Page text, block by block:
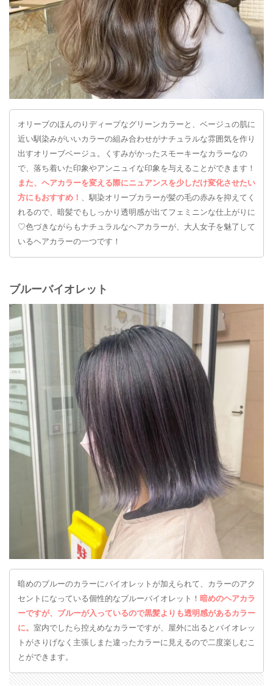
オリーブのほんのりディープなグリーンカラーと、ベージュの肌に
近い馴染みがいいカラーの組み合わせがナチュラルな雰囲気を作り
出すオリーブベージュ。くすみがかったスモーキーなカラーなの
で、落ち着いた印象やアンニュイな印象を与えることができます！
また、ヘアカラーを変える際にニュアンスを少しだけ変化させたい
方にもおすすめ！ 、馴染オリーブカラーが髪の毛の赤みを抑えてく
れるので、暗髪でもしっかり透明感が出てフェミニンな仕上がりに
♡色づきながらもナチュラルなヘアカラーが、大人女子を魅了して
いるヘアカラーの一つです！
ブルーバイオレット
暗めのブルーのカラーにバイオレットが加えられて、カラーのアク
セントになっている個性的なブルーバイオレット！ 暗めのヘアカラ
ーですが、ブルーが入っているので黒髪よりも透明感があるカラー
に。 室内でしたら控えめなカラーですが、屋外に出るとバイオレッ
トがさりげなく主張しまた違ったカラーに見えるので二度楽しむこ
とができます。